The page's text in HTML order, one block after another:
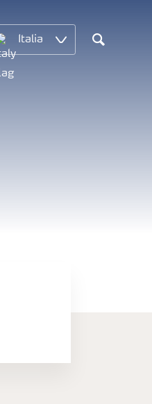
Italia
Search